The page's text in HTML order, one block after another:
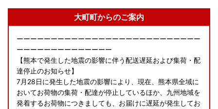
大町町からのご案内
ーーーーーーーーーーーーーーーーーーーーーーーーーーー
ーーーーーーーーーーーーーー
【熊本で発生した地震の影響に伴う配送遅延および集荷・配
達停止のお知らせ】
7月28日に発生した地震の影響により、現在、熊本県全域に
おいてお荷物の集荷・配達が停止しているほか、九州地域を
発着するお荷物につきましても、お届けに遅延が発生してお